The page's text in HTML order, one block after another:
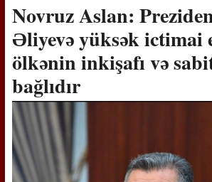
Novruz Aslan:
Əliyevə yüksək ictimai
ölkənin inkişafı və
bağlıdır